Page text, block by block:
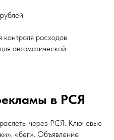
расходов
автоматической
в РСЯ
через РСЯ. Ключевые
«бег». Объявление